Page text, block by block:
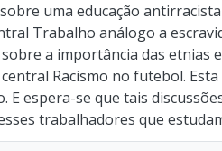
uma educação
Trabalho análogo a
a importância das
Racismo no futebol.
E espera-se que tais
trabalhadores que